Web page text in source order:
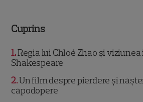
Cuprins
1 Regia lui Chloé Zhao și
Shakespeare
2 Un film despre pierdere și
capodopere